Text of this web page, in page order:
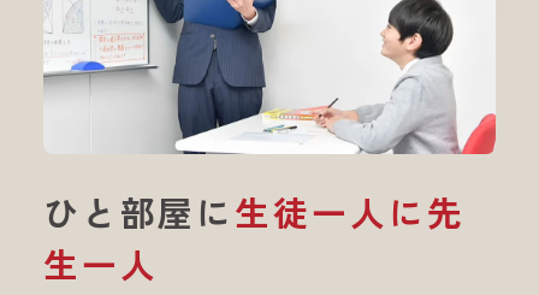
ひと部屋に生徒一人に先
生一人